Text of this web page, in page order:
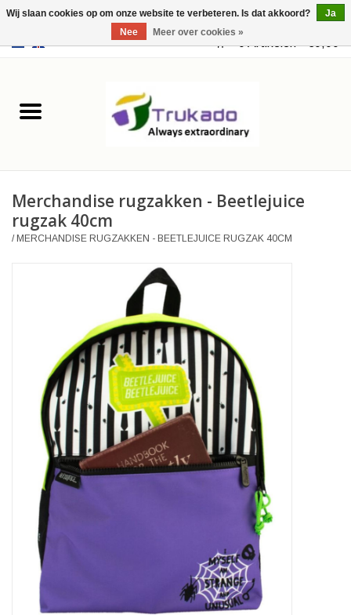
USD 0 Artikelen - €0,00
Leer
Merchandise
Veronese Design
Giftware & Lifestyle &
Collectables
Bezoek ons
Nieuw
Aanbiedingen
Merchandise rugzakken - Beetlejuice
rugzak 40cm
/MERCHANDISE RUGZAKKEN - BEETLEJUICE RUGZAK 40CM
Wij slaan cookies op om onze website te verbeteren. Is dat akkoord?
Ja
Nee
Meer over cookies »